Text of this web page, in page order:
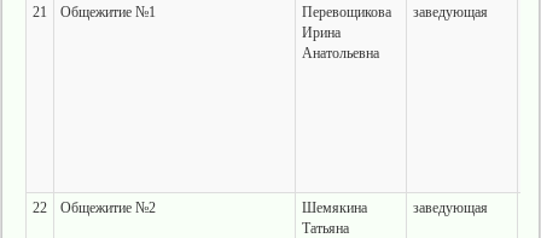
21 Общежитие №1
Перевощикова
Ирина
Анатольевна
заведующая
22 Общежитие №2
Шемякина
Татьяна
заведующая